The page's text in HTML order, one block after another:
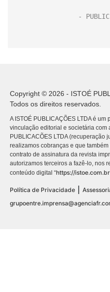
Copyright © 2026 - ISTOÉ
Todos os direitos reservados.
A ISTOÉ PUBLICAÇÕES LTDA é
vinculação editorial e societária com
PUBLICACÕES LTDA (recuperação
realizamos cobranças e que
contrato de assinatura da revista
autorizamos terceiros a fazê-lo, nos
conteúdo digital “https://istoe.com.br
Política de Privacidade